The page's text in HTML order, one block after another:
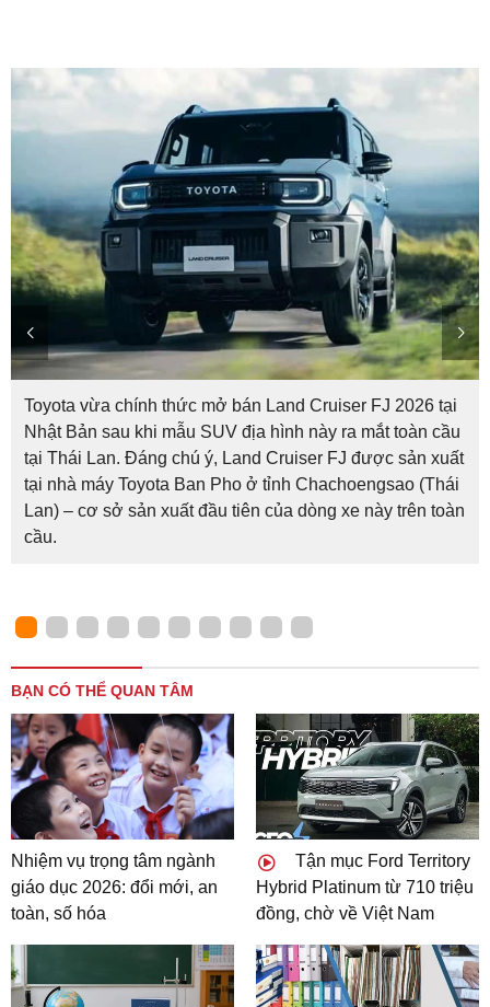
Toyota vừa chính thức mở bán Land Cruiser FJ 2026 tại
Nhật Bản sau khi mẫu SUV địa hình này ra mắt toàn cầu
tại Thái Lan. Đáng chú ý, Land Cruiser FJ được sản xuất
tại nhà máy Toyota Ban Pho ở tỉnh Chachoengsao (Thái
Lan) – cơ sở sản xuất đầu tiên của dòng xe này trên toàn
cầu.
BẠN CÓ THỂ QUAN TÂM
Nhiệm vụ trọng tâm ngành
giáo dục 2026: đổi mới, an
toàn, số hóa
Tận mục Ford Territory
Hybrid Platinum từ 710 triệu
đồng, chờ về Việt Nam